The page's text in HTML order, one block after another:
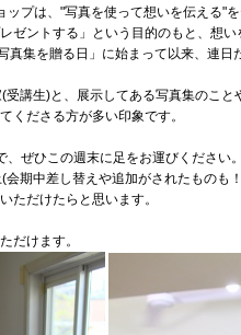
プは、"写真を使って想いを伝える"
ゼントする」という目的のもと、想い
真集を贈る日」に始まって以来、連日
講生)と、展示してある写真集のこ
くださる方が多い印象です。
ぜひこの週末に足をお運びください。
期中差し替えや追加がされたものも
ただけたらと思います。
だけます。